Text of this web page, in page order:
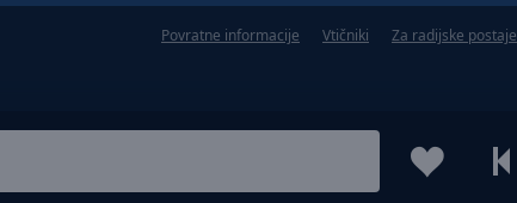
Povratne informacije Vtičniki Za radijske postaje